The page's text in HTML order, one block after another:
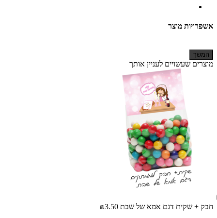
אשפרויות מוצר
המשך
מוצרים שעשויים לעניין אותך
חבק + שקית דגם אמא של שבת ₪3.50